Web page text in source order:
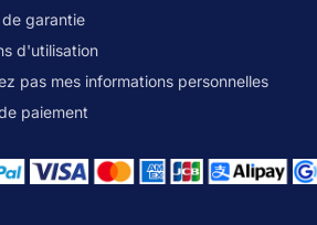
garantie
d'utilisation
pas mes informations personnelles
paiement